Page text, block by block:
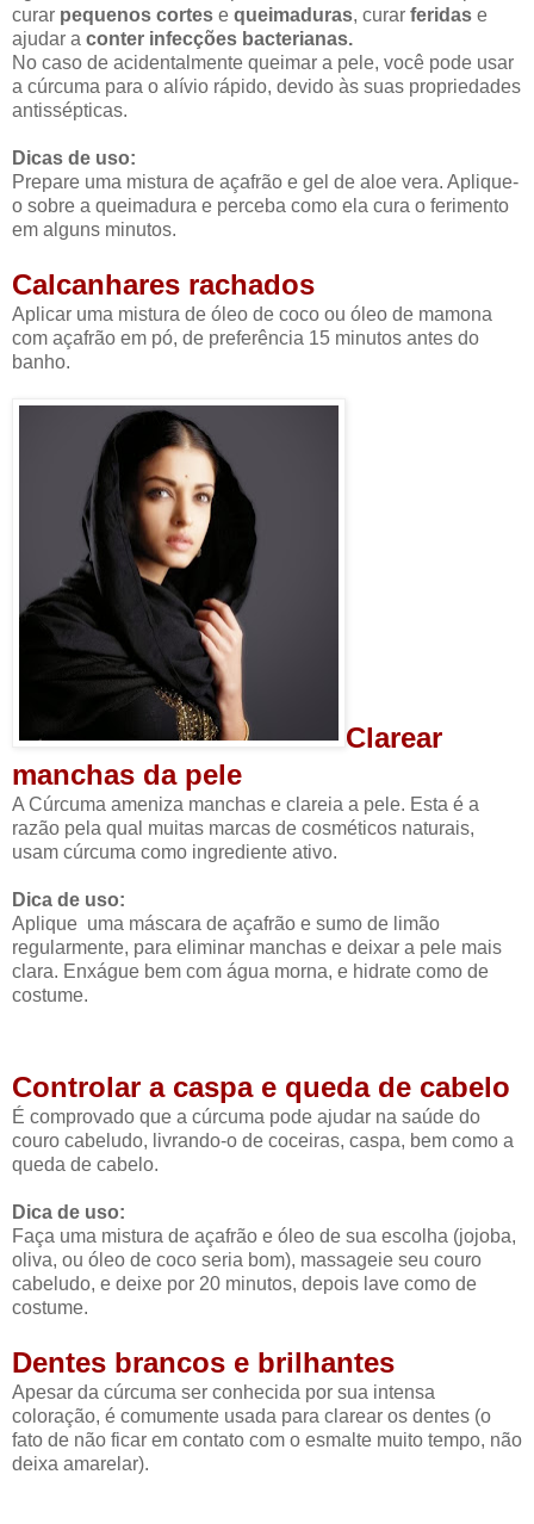
curar pequenos cortes e queimaduras, curar feridas e
ajudar a conter infecções bacterianas.
No caso de acidentalmente queimar a pele, você pode usar
a cúrcuma para o alívio rápido, devido às suas propriedades
antissépticas.
Dicas de uso:
Prepare uma mistura de açafrão e gel de aloe vera. Aplique-
o sobre a queimadura e perceba como ela cura o ferimento
em alguns minutos.
Calcanhares rachados
Aplicar uma mistura de óleo de coco ou óleo de mamona
com açafrão em pó, de preferência 15 minutos antes do
banho.
Clarear
manchas da pele
A Cúrcuma ameniza manchas e clareia a pele. Esta é a
razão pela qual muitas marcas de cosméticos naturais,
usam cúrcuma como ingrediente ativo.
Dica de uso:
Aplique uma máscara de açafrão e sumo de limão
regularmente, para eliminar manchas e deixar a pele mais
clara. Enxágue bem com água morna, e hidrate como de
costume.
Controlar a caspa e queda de cabelo
É comprovado que a cúrcuma pode ajudar na saúde do
couro cabeludo, livrando-o de coceiras, caspa, bem como a
queda de cabelo.
Dica de uso:
Faça uma mistura de açafrão e óleo de sua escolha (jojoba,
oliva, ou óleo de coco seria bom), massageie seu couro
cabeludo, e deixe por 20 minutos, depois lave como de
costume.
Dentes brancos e brilhantes
Apesar da cúrcuma ser conhecida por sua intensa
coloração, é comumente usada para clarear os dentes (o
fato de não ficar em contato com o esmalte muito tempo, não
deixa amarelar).